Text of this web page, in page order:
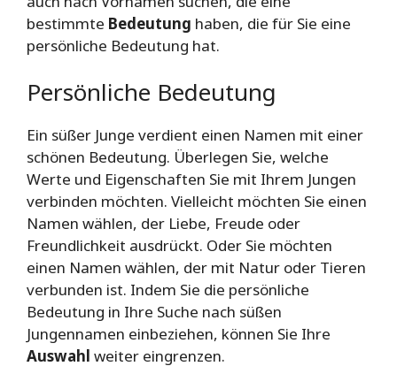
bestimmte Bedeutung haben, die für Sie eine
persönliche Bedeutung hat.
Persönliche Bedeutung
Ein süßer Junge verdient einen Namen mit einer
schönen Bedeutung. Überlegen Sie, welche
Werte und Eigenschaften Sie mit Ihrem Jungen
verbinden möchten. Vielleicht möchten Sie einen
Namen wählen, der Liebe, Freude oder
Freundlichkeit ausdrückt. Oder Sie möchten
einen Namen wählen, der mit Natur oder Tieren
verbunden ist. Indem Sie die persönliche
Bedeutung in Ihre Suche nach süßen
Jungennamen einbeziehen, können Sie Ihre
Auswahl weiter eingrenzen.